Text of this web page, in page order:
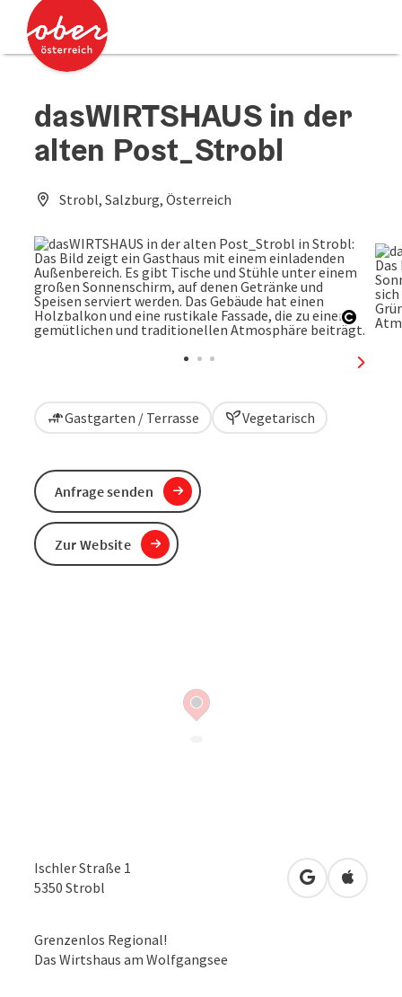
Zum Inhalt
Zum Seitenanfang
dasWIRTSHAUS in der
alten Post_Strobl
Strobl, Salzburg, Österreich
Gastgarten / Terrasse Vegetarisch
Ischler Straße 1
5350 Strobl in Google
in
Grenzenlos Regional!
Das Wirtshaus am Wolfgangsee
Anfrage senden
Zur Website